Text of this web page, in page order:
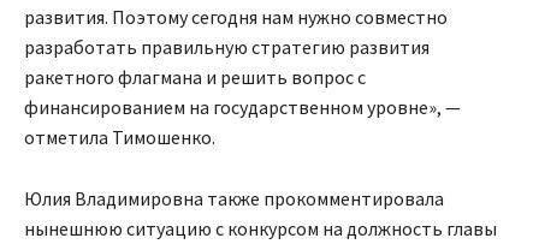
развития. Поэтому сегодня нам нужно совместно
разработать правильную стратегию развития
ракетного флагмана и решить вопрос с
финансированием на государственном уровне», —
отметила Тимошенко.
Юлия Владимировна также прокомментировала
нынешнюю ситуацию с конкурсом на должность главы